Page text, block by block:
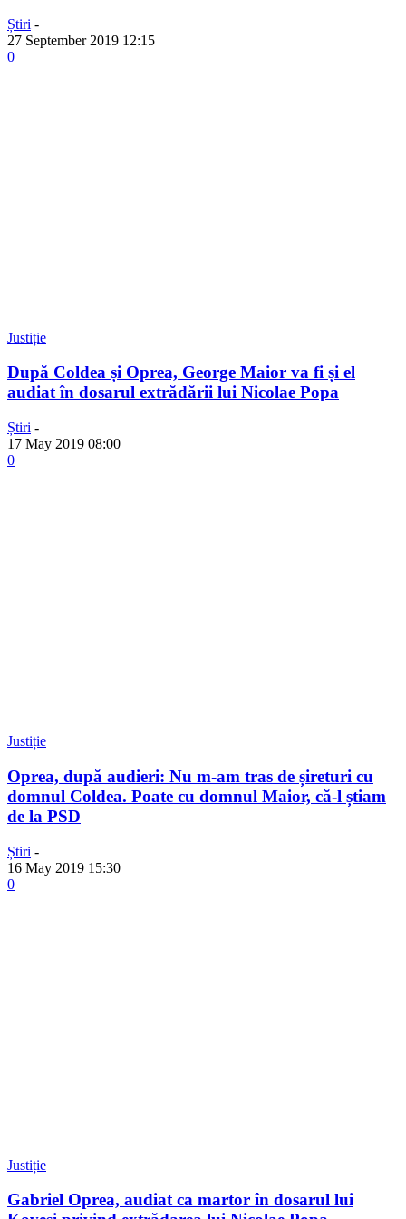
Știri -
27 September 2019 12:15
0
Justiție
După Coldea și Oprea, George Maior va fi și el
audiat în dosarul extrădării lui Nicolae Popa
Știri -
17 May 2019 08:00
0
Justiție
Oprea, după audieri: Nu m-am tras de șireturi cu
domnul Coldea. Poate cu domnul Maior, că-l știam
de la PSD
Știri -
16 May 2019 15:30
0
Justiție
Gabriel Oprea, audiat ca martor în dosarul lui